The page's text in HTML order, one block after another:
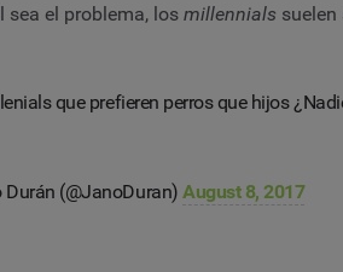
sea el problema, los millennials suelen
que prefieren perros que hijos
Durán (@JanoDuran)August 8, 2017